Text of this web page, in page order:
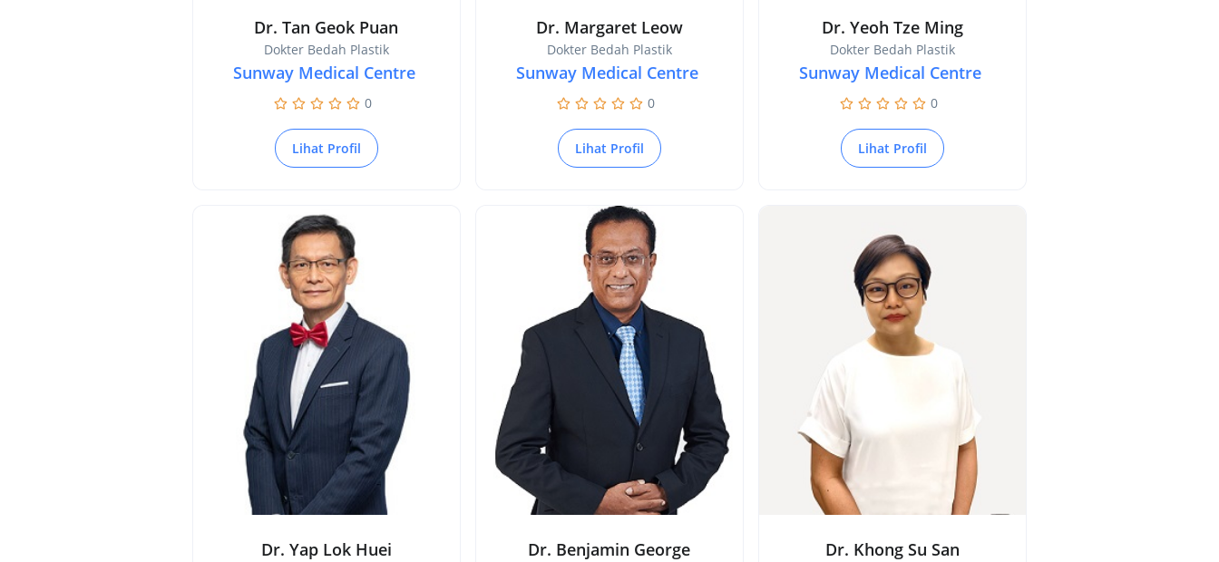
Dr. Tan Geok Puan
Dokter Bedah Plastik
Sunway Medical Centre
0
Lihat Profil
Dr. Margaret Leow
Dokter Bedah Plastik
Sunway Medical Centre
0
Lihat Profil
Dr. Yeoh Tze Ming
Dokter Bedah Plastik
Sunway Medical Centre
0
Lihat Profil
Dr. Yap Lok Huei Dr. Benjamin George Dr. Khong Su San